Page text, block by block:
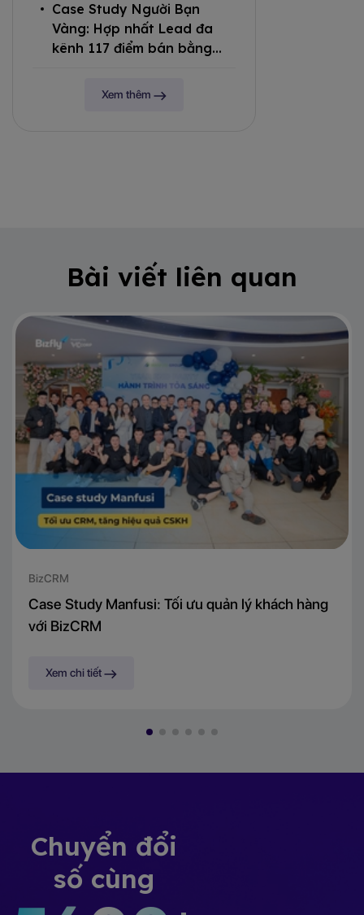
Case Study Người Bạn
Vàng: Hợp nhất Lead đa
kênh 117 điểm bán bằng
Xem thêm
Bài viết liên quan
BizCRM
Case Study Manfusi: Tối ưu quản lý khách hàng
với BizCRM
Xem chi tiết
Chuyển đổi
số cùng